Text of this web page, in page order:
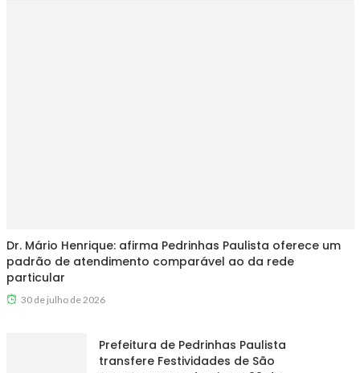
Dr. Mário Henrique: afirma Pedrinhas Paulista oferece um
padrão de atendimento comparável ao da rede
particular
30 de julho de 2026
Prefeitura de Pedrinhas Paulista
transfere Festividades de São